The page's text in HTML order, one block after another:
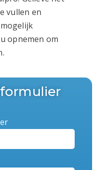
vullen en
opnemen om